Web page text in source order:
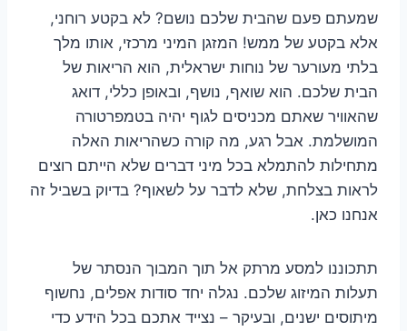
שמעתם פעם שהבית שלכם נושם? לא בקטע רוחני,
אלא בקטע של ממש! המזגן המיני מרכזי, אותו מלך
בלתי מעורער של נוחות ישראלית, הוא הריאות של
הבית שלכם. הוא שואף, נושף, ובאופן כללי, דואג
שהאוויר שאתם מכניסים לגוף יהיה בטמפרטורה
המושלמת. אבל רגע, מה קורה כשהריאות האלה
מתחילות להתמלא בכל מיני דברים שלא הייתם רוצים
לראות בצלחת, שלא לדבר על לשאוף? בדיוק בשביל זה
אנחנו כאן.
תתכוננו למסע מרתק אל תוך המבוך הנסתר של
תעלות המיזוג שלכם. נגלה יחד סודות אפלים, נחשוף
מיתוסים ישנים, ובעיקר – נצייד אתכם בכל הידע כדי